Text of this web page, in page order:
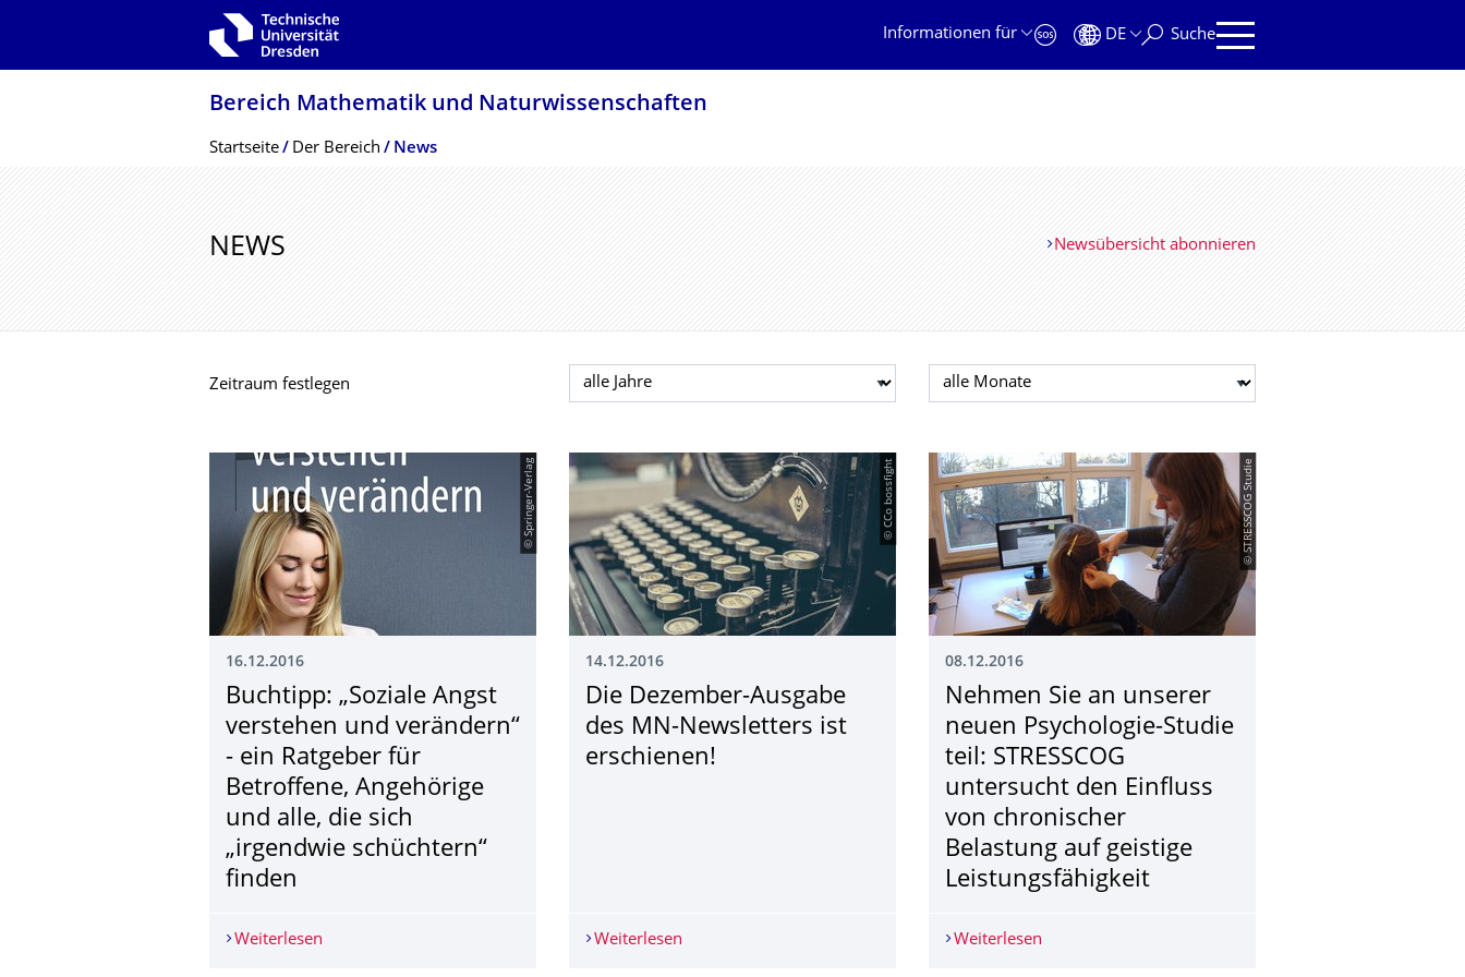
Zur Hauptnavigation springen
Informationen für
DE Suche
Bereich Mathematik und Natur­wissen­schaften
Breadcrumb-Menü
Startseite Der­ ­­­Bereich News
NEWS Newsübersicht abonnieren
Zeitraum festlegen Jahr auswählen Monat auswählen
© Springer-Verlag
16.12.2016
Buchtipp: „Soziale Angst
verstehen und verändern“
- ein Ratgeber für
Betroffene, Angehörige
und alle, die sich
„irgendwie schüchtern“
finden
Weiterlesen Buchtipp: „Soziale Angst verstehen und verändern“ - ein Ratgeber für Betroffene, Angehörige und alle, die sich „irgendwie schüchtern“ finden
© CCo bossfight
14.12.2016
Die Dezember-Ausgabe
des MN-Newsletters ist
erschienen!
Weiterlesen Die Dezember-Ausgabe des MN-Newsletters ist erschienen!
© STRESSCOG Studie
08.12.2016
Nehmen Sie an unserer
neuen Psychologie-Studie
teil: STRESSCOG
untersucht den Einfluss
von chronischer
Belastung auf geistige
Leistungsfähigkeit
Weiterlesen